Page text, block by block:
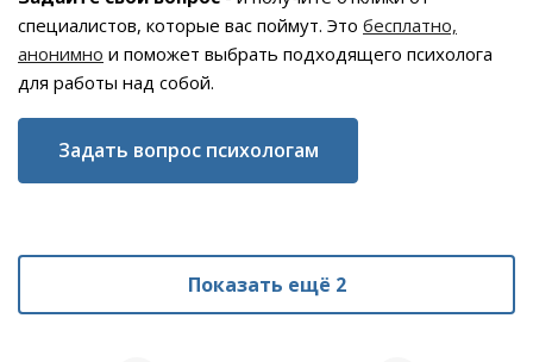
специалистов, которые вас поймут. Это бесплатно,
анонимно и поможет выбрать подходящего психолога
для работы над собой.
Задать вопрос психологам
Показать ещё 2